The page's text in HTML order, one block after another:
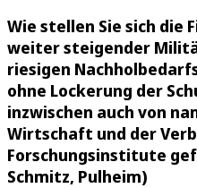
Wie stellen Sie sich die
weiter steigender
riesigen
ohne Lockerung der
inzwischen auch von
Wirtschaft und der
Forschungsinstitute
Schmitz, Pulheim)